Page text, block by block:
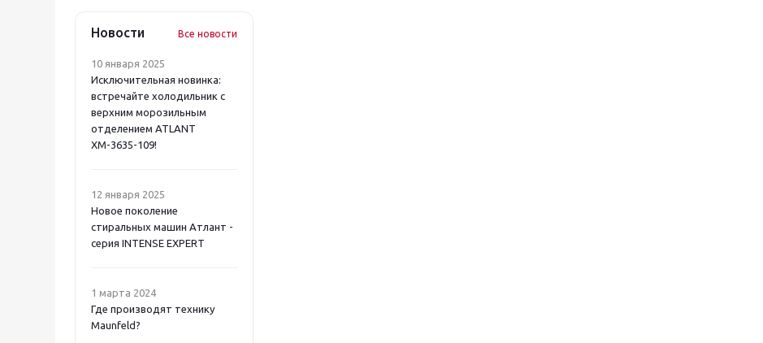
Новости Все новости
10 января 2025
Исключительная новинка:
встречайте холодильник с
верхним морозильным
отделением ATLANT
ХМ-3635-109!
12 января 2025
Новое поколение
стиральных машин Атлант -
серия INTENSE EXPERT
1 марта 2024
Где производят технику
Maunfeld?